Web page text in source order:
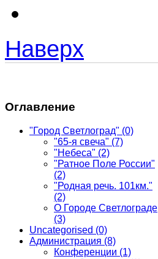
Наверх
Оглавление
"Город Светлоград" (0)
"65-я свеча" (7)
"Небеса" (2)
"Ратное Поле России"
(2)
"Родная речь. 101км."
(2)
О Городе Светлограде
(3)
Uncategorised (0)
Администрация (8)
Конференции (1)